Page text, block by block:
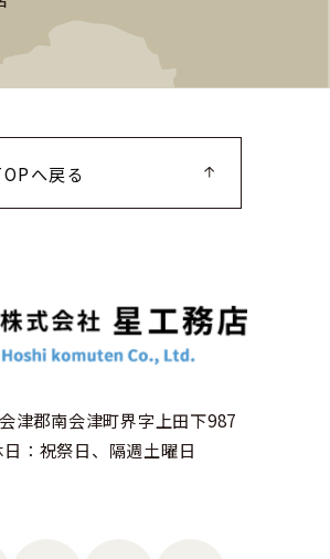
へ戻る
津郡南会津町界字上田下987
日：祝祭日、隔週土曜日